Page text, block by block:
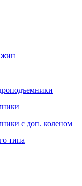
с доп. коленом
типа